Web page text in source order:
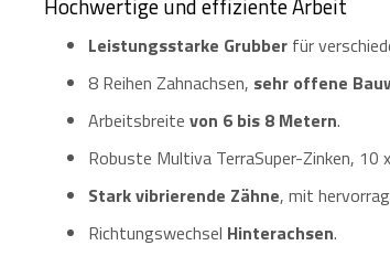
Leistungsstarke Grubber für
8 Reihen Zahnachsen, sehr offene
Arbeitsbreite von 6 bis 8 Metern.
Robuste Multiva TerraSuper-Zinken, 10
Stark vibrierende Zähne, mit
Richtungswechsel Hinterachsen.